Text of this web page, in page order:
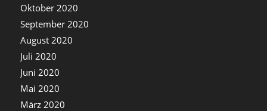
Oktober 2020
September 2020
August 2020
Juli 2020
Juni 2020
Mai 2020
März 2020